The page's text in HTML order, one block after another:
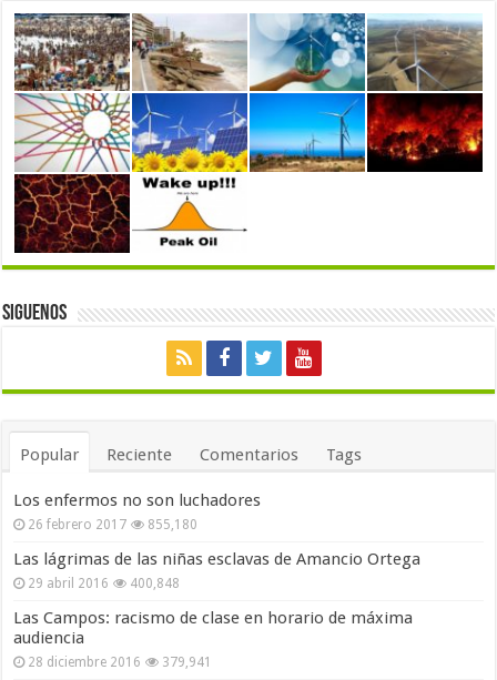
Siguenos
Popular Reciente Comentarios Tags
Los enfermos no son luchadores
26 febrero 2017 855,180
Las lágrimas de las niñas esclavas de Amancio Ortega
29 abril 2016 400,848
Las Campos: racismo de clase en horario de máxima
audiencia
28 diciembre 2016 379,941